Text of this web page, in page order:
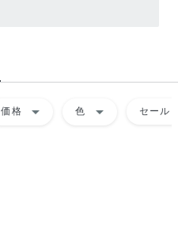
価格 arrow_drop_down 色 arrow_drop_down セール